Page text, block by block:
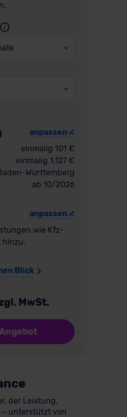
anpassen
einmalig 101 €
einmalig 1.127 €
Württemberg
ab 10/2026
anpassen
wie Kfz-
hinzu.
Blick
MwSt.
der Leistung,
– unterstützt von